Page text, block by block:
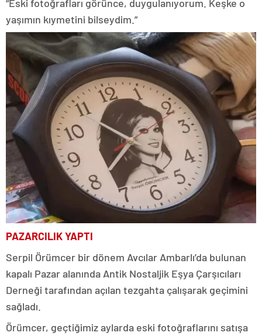
“Eski fotoğrafları görünce, duygulanıyorum. Keşke o
yaşımın kıymetini bilseydim.”
PAZARCILIK YAPTI
Serpil Örümcer bir dönem Avcılar Ambarlı’da bulunan
kapalı Pazar alanında Antik Nostaljik Eşya Çarşıcıları
Derneği tarafından açılan tezgahta çalışarak geçimini
sağladı.
Örümcer, geçtiğimiz aylarda eski fotoğraflarını satışa